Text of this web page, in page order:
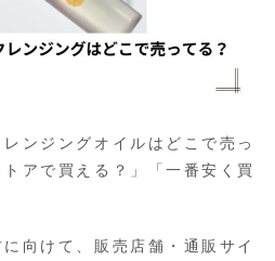
ンジングオイルはどこで売っ
アで買える？」「一番安く買
向けて、販売店舗・通販サイ